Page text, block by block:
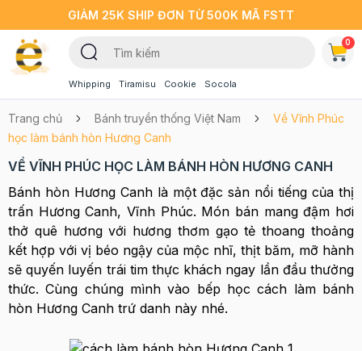
GIẢM 25K SHIP ĐƠN TỪ 500K MÃ FSTT
Whipping Tiramisu Cookie Socola
0
Trang chủ Bánh truyền thống Việt Nam
Về Vĩnh Phúc
học làm bánh hòn Hương Canh
VỀ VĨNH PHÚC HỌC LÀM BÁNH HÒN HƯƠNG CANH
Bánh hòn Hương Canh là một đặc sản nổi tiếng của thị
trấn Hương Canh, Vĩnh Phúc. Món bán mang đậm hơi
thở quê hương với hương thơm gạo tẻ thoang thoảng
kết hợp với vị béo ngậy của mộc nhĩ, thịt băm, mỡ hành
sẽ quyến luyến trái tim thực khách ngay lần đầu thưởng
thức. Cùng chúng mình vào bếp học cách làm bánh
hòn Hương Canh trứ danh này nhé.